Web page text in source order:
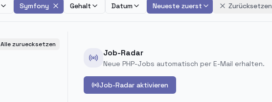
Symfony Gehalt Datum Neueste zuerst Zurücksetzen
Alle zuruecksetzen
Job-Radar
Neue PHP-Jobs automatisch per E-Mail erhalten.
Job-Radar aktivieren